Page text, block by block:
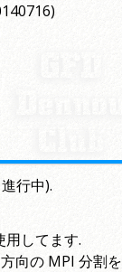
行中).
用してます.
向の MPI 分割